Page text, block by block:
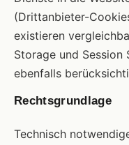
(Drittanbieter-
existieren
Storage und Session
ebenfalls
Rechtsgrundlage
Technisch